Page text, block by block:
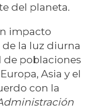
del planeta.
impacto
la luz diurna
de poblaciones
Asia y el
con la